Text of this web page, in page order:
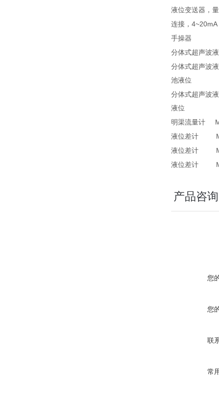
液位变送器，
连接， 4~20mA
手操器
分体式超声波
分体式超声波
池液位
分体式超声波
液位
明渠流量计
液位差计
液位差计
液位差计
产品咨询
您
您
联
常